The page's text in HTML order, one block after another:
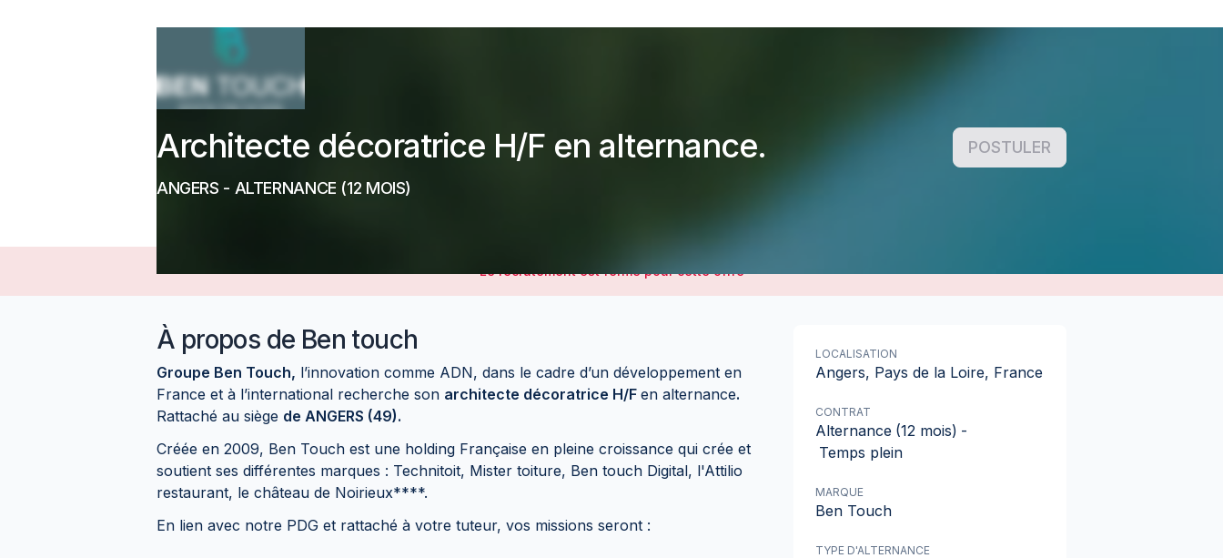
Architecte décoratrice H/F en alternance.
ANGERS - ALTERNANCE (12 MOIS)
POSTULER
Le recrutement est fermé pour cette offre
À propos de Ben touch
Groupe Ben Touch, l’innovation comme ADN, dans le cadre d’un développement en
France et à l’international recherche son architecte décoratrice H/F en alternance.
Rattaché au siège de ANGERS (49).
Créée en 2009, Ben Touch est une holding Française en pleine croissance qui crée et
soutient ses différentes marques : Technitoit, Mister toiture, Ben touch Digital, l'Attilio
restaurant, le château de Noirieux****.
En lien avec notre PDG et rattaché à votre tuteur, vos missions seront :
LOCALISATION
Angers, Pays de la Loire, France
CONTRAT
Alternance (12 mois) -
Temps plein
MARQUE
Ben Touch
TYPE D'ALTERNANCE